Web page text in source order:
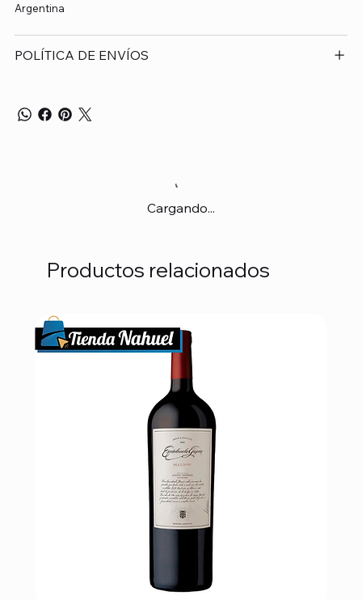
Argentina
POLÍTICA DE ENVÍOS
Cargando...
Productos relacionados